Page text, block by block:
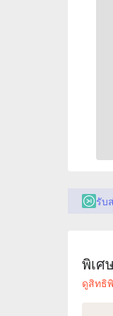
รับ
พิเศ
ดูสิทธิ